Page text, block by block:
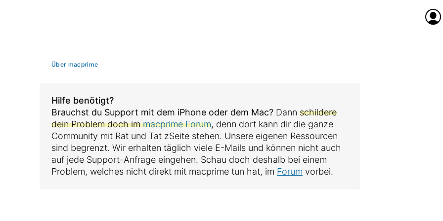
Über macprime
Hilfe benötigt?
Brauchst du Support mit dem iPhone oder dem Mac?Dann schildere
dein Problem doch immacprime Forum, denn dort kann dir die ganze
Community mit Rat und Tat zSeite stehen. Unsere eigenen Ressourcen
sind begrenzt. Wir erhalten täglich viele E-Mails und können nicht auch
auf jede Support-Anfrage eingehen. Schau doch deshalb bei einem
Problem, welches nicht direkt mit macprime tun hat, im Forum vorbei.